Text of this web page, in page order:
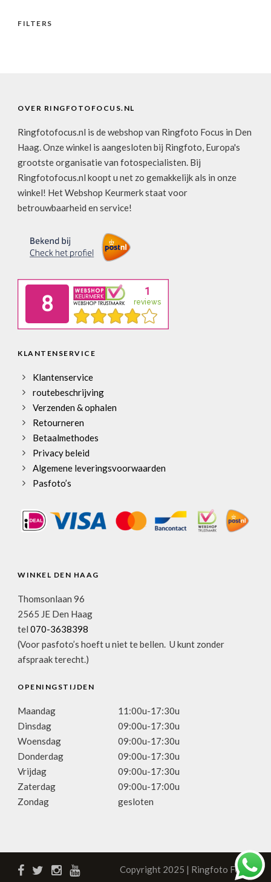
FILTERS
OVER RINGFOTOFOCUS.NL
Ringfotofocus.nl is de webshop van Ringfoto Focus in Den
Haag. Onze winkel is aangesloten bij Ringfoto, Europa's
grootste organisatie van fotospecialisten. Bij
Ringfotofocus.nl koopt u net zo gemakkelijk als in onze
winkel! Het Webshop Keurmerk staat voor
betrouwbaarheid en service!
KLANTENSERVICE
Klantenservice
routebeschrijving
Verzenden & ophalen
Retourneren
Betaalmethodes
Privacy beleid
Algemene leveringsvoorwaarden
Pasfoto’s
WINKEL DEN HAAG
Thomsonlaan 96
2565 JE Den Haag
tel 070-3638398
(Voor pasfoto’s hoeft u niet te bellen. U kunt zonder
afspraak terecht.)
OPENINGSTIJDEN
Maandag
11:00u-17:30u
Dinsdag
09:00u-17:30u
Woensdag
09:00u-17:30u
Donderdag
09:00u-17:30u
Vrijdag
09:00u-17:30u
Zaterdag
09:00u-17:00u
Zondag
gesloten
Copyright 2025 | Ringfoto Focus